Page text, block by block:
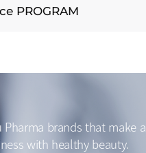
PROGRAM
Pharma brands that make a
with healthy beauty.